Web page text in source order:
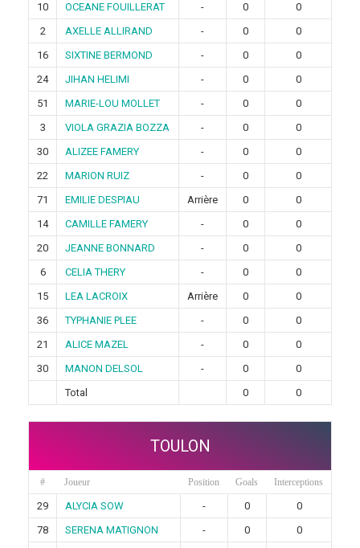
10
OCEANE FOUILLERAT - 0
0
2
AXELLE ALLIRAND - 0
0
16
SIXTINE BERMOND - 0
0
24
JIHAN HELIMI - 0
0
51
MARIE-LOU MOLLET - 0
0
3
VIOLA GRAZIA BOZZA - 0
0
30
ALIZEE FAMERY - 0
0
22
MARION RUIZ - 0
0
71
EMILIE DESPIAU Arrière 0
0
14
CAMILLE FAMERY - 0
0
20
JEANNE BONNARD - 0
0
6
CELIA THERY - 0
0
15
LEA LACROIX Arrière 0
0
36
TYPHANIE PLEE - 0
0
21
ALICE MAZEL - 0
0
30
MANON DELSOL - 0
0
Total
0 0
TOULON
# Joueur Position Goals Interceptions
29 ALYCIA SOW - 0
0
78
SERENA MATIGNON - 0
0